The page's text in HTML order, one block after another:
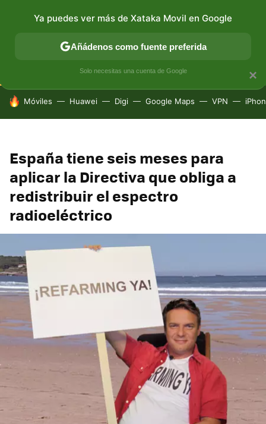
CONECTIVIDAD MÓVIL Y SOCIEDAD APLICACIONES
HOY SE HABLA DE
Móviles Huawei Digi Google Maps VPN
España tiene seis meses para
aplicar la Directiva que obliga a
redistribuir el espectro
radioeléctrico
×
Ya puedes ver más de Xataka Movil en Google
Añádenos como fuente preferida
Solo necesitas una cuenta de Google